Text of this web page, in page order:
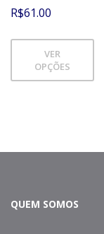
de 5
R$61.00
VER
OPÇÕES
QUEM SOMOS